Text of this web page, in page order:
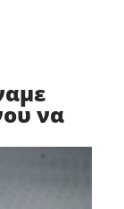
να